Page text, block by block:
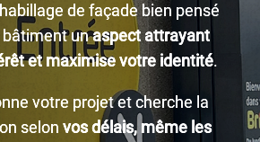
de façade bien pensé
bâtiment unaspect attrayant
et maximise votre identité.
votre projet et cherche la
selon vos délais, même les